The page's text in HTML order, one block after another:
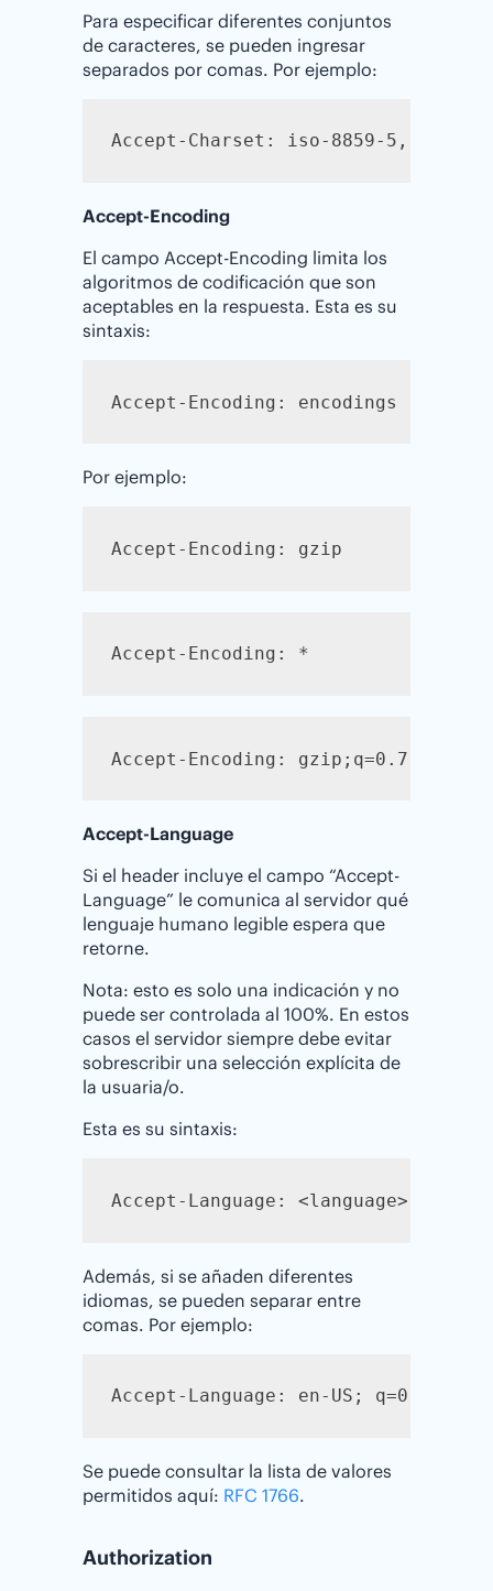
Para especificar diferentes conjuntos
de caracteres, se pueden ingresar
separados por comas. Por ejemplo:
Accept-Charset: iso-8859-5,
Accept-Encoding
El campo Accept-Encoding limita los
algoritmos de codificación que son
aceptables en la respuesta. Esta es su
sintaxis:
Accept-Encoding: encodings
Por ejemplo:
Accept-Encoding: gzip
Accept-Encoding: *
Accept-Encoding: gzip;q=0.7
Accept-Language
Si el header incluye el campo “Accept-
Language” le comunica al servidor qué
lenguaje humano legible espera que
retorne.
Nota: esto es solo una indicación y no
puede ser controlada al 100%. En estos
casos el servidor siempre debe evitar
sobrescribir una selección explícita de
la usuaria/o.
Esta es su sintaxis:
Accept-Language: <language>;
Además, si se añaden diferentes
idiomas, se pueden separar entre
comas. Por ejemplo:
Accept-Language: en-US; q=0.9
Se puede consultar la lista de valores
permitidos aquí: RFC 1766.
Authorization